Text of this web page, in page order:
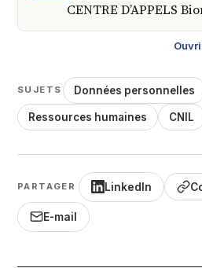
CENTRE D’APPELS
SUJETS Données personnelles
Ressources humaines CNIL
PARTAGER LinkedIn
E-mail